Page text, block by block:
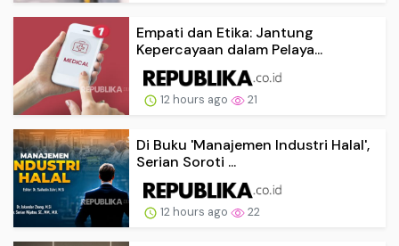
Empati dan Etika: Jantung
Kepercayaan dalam Pelaya...
12 hours ago 21
Di Buku 'Manajemen Industri Halal',
Serian Soroti ...
12 hours ago 22